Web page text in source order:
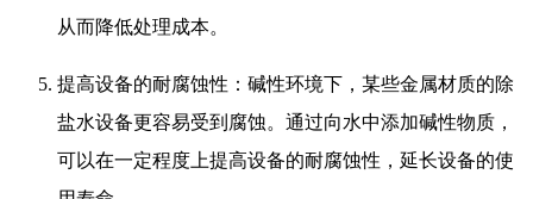
从而降低处理成本。
提高设备的耐腐蚀性：碱性环境下，某些金属材质的除
盐水设备更容易受到腐蚀。通过向水中添加碱性物质，
可以在一定程度上提高设备的耐腐蚀性，延长设备的使